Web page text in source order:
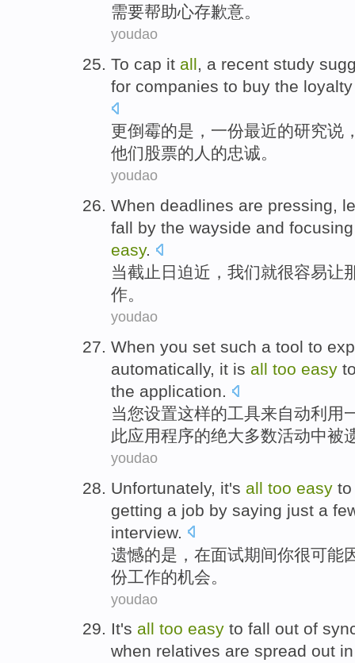
需要帮助心存歉意。
youdao
To cap it all, a recent study
for companies to buy the loyalty
更倒霉的是 ， 一份最近的研究说
他们股票的 人 的忠诚。
youdao
When deadlines are pressing,
fall by the wayside and focusing
easy.
当截止日 迫近，我们就很容易让
作。
youdao
When you set such a tool to
automatically, it is all too easy
the application.
当您设置这样的工具来自动利用
此应用程序的绝大多数活动中被
youdao
Unfortunately, it's all too easy
getting a job by saying just a
interview.
遗憾的是，在面试期间你很可能
份工作的机会。
youdao
It's all too easy to fall out of
when relatives are spread out in